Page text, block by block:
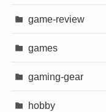
game-review
games
gaming-gear
hobby